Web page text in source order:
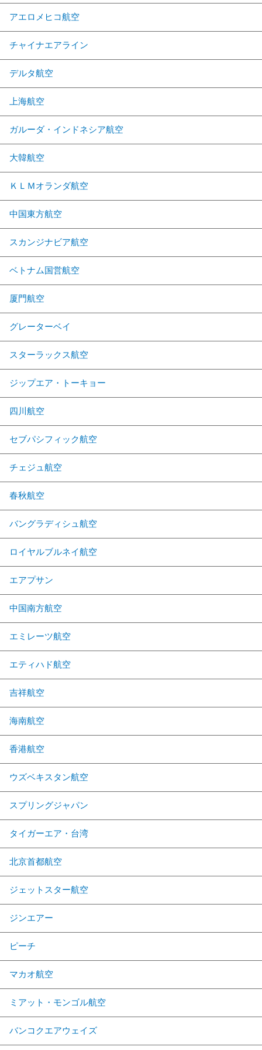
アエロメヒコ航空
チャイナエアライン
デルタ航空
上海航空
ガルーダ・インドネシア航空
大韓航空
ＫＬＭオランダ航空
中国東方航空
スカンジナビア航空
ベトナム国営航空
厦門航空
グレーターベイ
スターラックス航空
ジップエア・トーキョー
四川航空
セブパシフィック航空
チェジュ航空
春秋航空
バングラディシュ航空
ロイヤルブルネイ航空
エアプサン
中国南方航空
エミレーツ航空
エティハド航空
吉祥航空
海南航空
香港航空
ウズベキスタン航空
スプリングジャパン
タイガーエア・台湾
北京首都航空
ジェットスター航空
ジンエアー
ピーチ
マカオ航空
ミアット・モンゴル航空
バンコクエアウェイズ